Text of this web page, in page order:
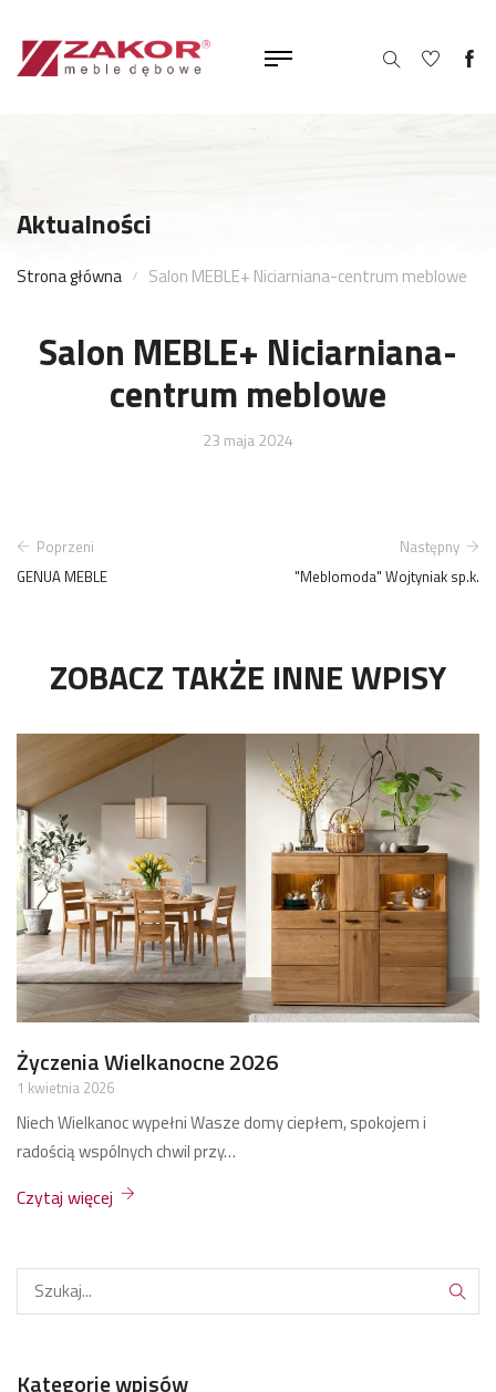
Aktualności
Strona główna Salon MEBLE+ Niciarniana-centrum meblowe
Salon MEBLE+ Niciarniana-
centrum meblowe
23 maja 2024
Poprzeni
GENUA MEBLE
Następny
"Meblomoda" Wojtyniak sp.k.
ZOBACZ TAKŻE INNE WPISY
Życzenia Bożonarodzeniowe 2025
17 grudnia 2025
Zdrowych, spokojnych, rodzinnych Świąt Bożego Narodzenia przy
jednym stole.
Czytaj więcej
Kategorie wpisów